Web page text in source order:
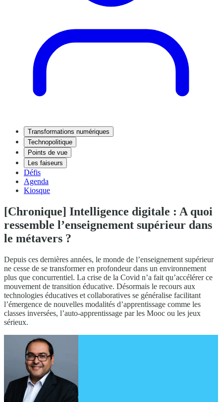
Transformations numériques
Technopolitique
Points de vue
Les faiseurs
Défis
Agenda
Kiosque
[Chronique] Intelligence digitale : A quoi
ressemble l’enseignement supérieur dans
le métavers ?
Depuis ces dernières années, le monde de l’enseignement supérieur
ne cesse de se transformer en profondeur dans un environnement
plus que concurrentiel. La crise de la Covid n’a fait qu’accélérer ce
mouvement de transition éducative. Désormais le recours aux
technologies éducatives et collaboratives se généralise facilitant
l’émergence de nouvelles modalités d’apprentissage comme les
classes inversées, l’auto-apprentissage par les Mooc ou les jeux
sérieux.